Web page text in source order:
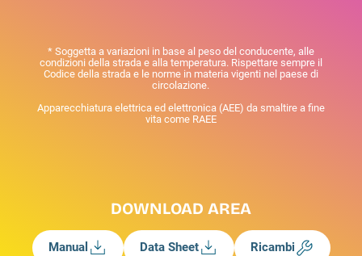
* Soggetta a variazioni in base al peso del conducente, alle
condizioni della strada e alla temperatura. Rispettare sempre il
Codice della strada e le norme in materia vigenti nel paese di
circolazione.
Apparecchiatura elettrica ed elettronica (AEE) da smaltire a fine
vita come RAEE
DOWNLOAD AREA
Manual Data Sheet Ricambi